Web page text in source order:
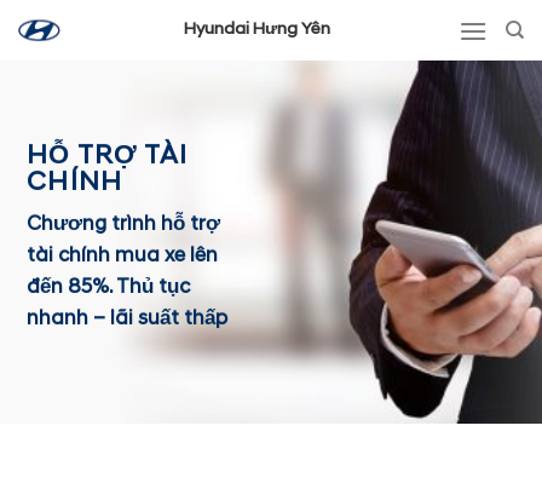
Hyundai Hưng Yên
HỖ TRỢ TÀI
CHÍNH
Chương trình hỗ trợ
tài chính mua xe lên
đến 85%. Thủ tục
nhanh – lãi suất thấp